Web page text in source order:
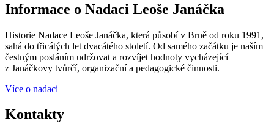
Informace o Nadaci Leoše Janáčka
Historie Nadace Leoše Janáčka, která působí v Brně od roku 1991,
sahá do třicátých let dvacátého století. Od samého začátku je naším
čestným posláním udržovat a rozvíjet hodnoty vycházející
z Janáčkovy tvůrčí, organizační a pedagogické činnosti.
Více o nadaci
Kontakty